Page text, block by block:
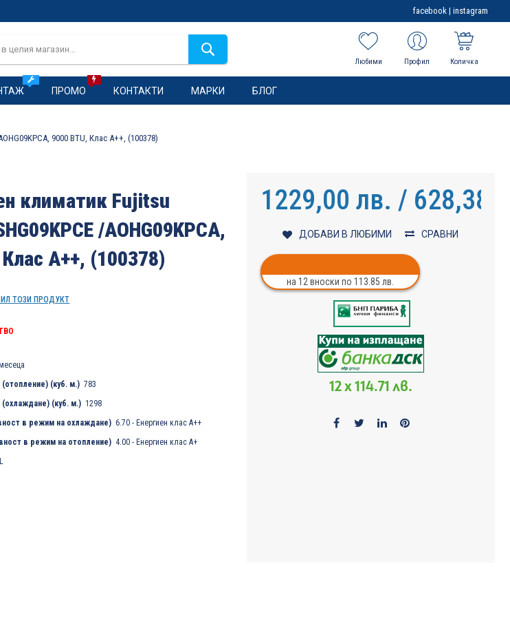
facebook | instagram
Любими Профил Количка
ПРОМО КОНТАКТИ МАРКИ БЛОГ
9000 BTU, Клас A++, (100378)
климатик Fujitsu
/AOHG09KPCA,
A++, (100378)
ТОЗИ ПРОДУКТ
(куб. м.) 783
(куб. м.) 1298
в режим на охлаждане) 6.70 - Енергиен клас A++
в режим на отопление) 4.00 - Енергиен клас A+
1229,00 лв. / 628,38 €
ДОБАВИ В ЛЮБИМИ СРАВНИ
на 12 вноски по 113.85 лв.
12 x 114.71 лв.